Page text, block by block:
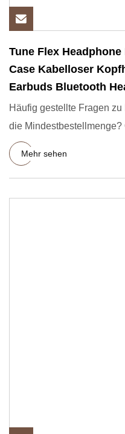
Tune Flex
Case Kabelloser
Earbuds Bluetooth
Häufig gestellte Fragen
die Mindestbestellmenge? Grundsätzlich beträgt die
Mindestbe
Mehr sehen